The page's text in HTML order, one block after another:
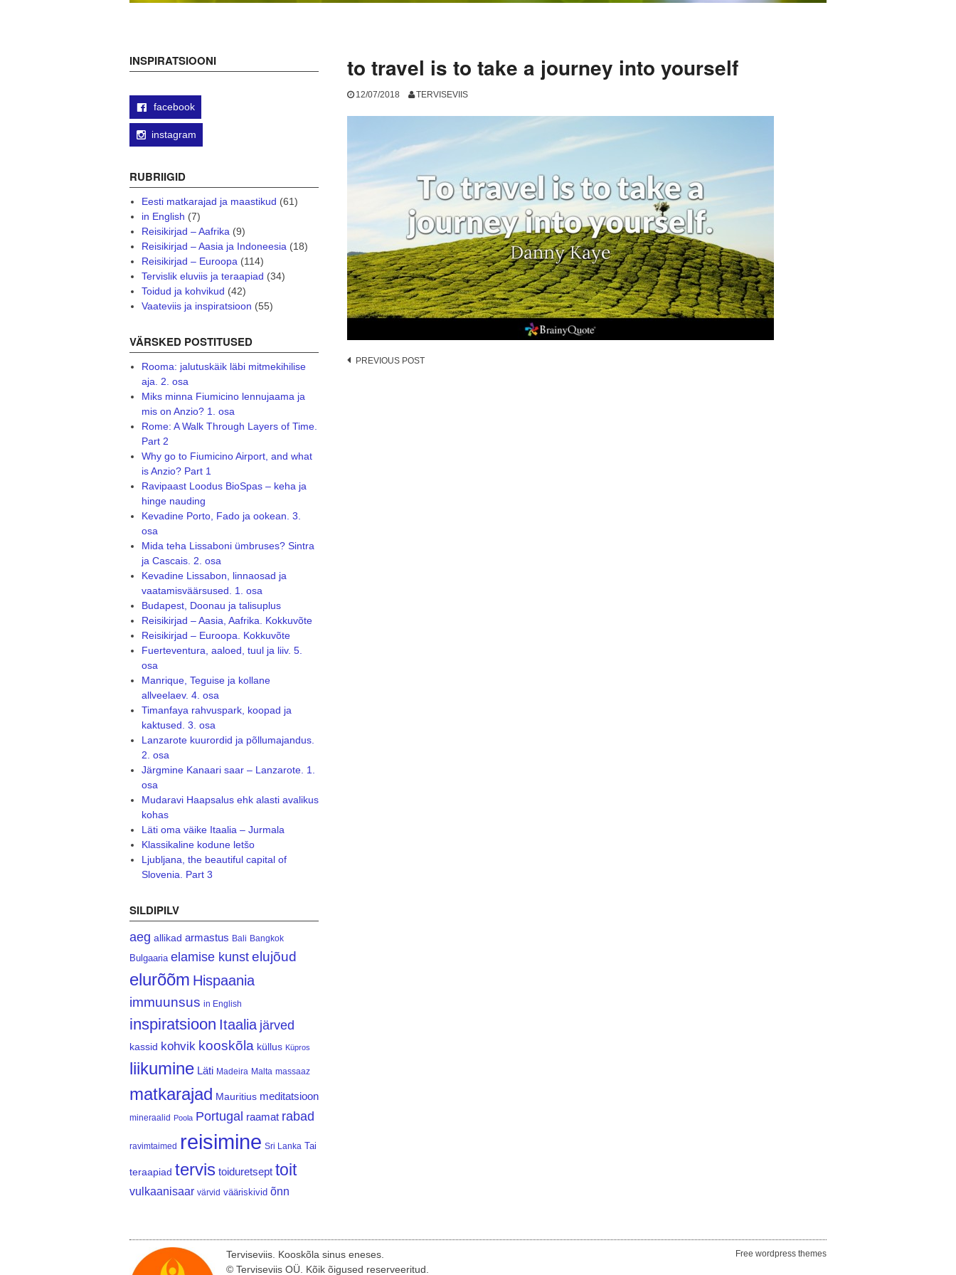
to travel is to take a journey into yourself
12/07/2018 TERVISEVIIS
Post
PREVIOUS POST
INSPIRATSIOONI
facebook
instagram
RUBRIIGID
Eesti matkarajad ja maastikud (61)
in English (7)
Reisikirjad – Aafrika(9)
Reisikirjad – Aasia ja Indoneesia(18)
Reisikirjad – Euroopa(114)
Tervislik eluviis ja teraapiad (34)
Toidud ja kohvikud (42)
Vaateviis ja inspiratsioon (55)
VÄRSKED POSTITUSED
Rooma: jalutuskäik läbi mitmekihilise
aja. 2. osa
Miks minna Fiumicino lennujaama ja
mis on Anzio? 1. osa
Rome: A Walk Through Layers of Time.
Part 2
Why go to Fiumicino Airport, and what
is Anzio? Part 1
Ravipaast Loodus BioSpas – keha ja
hinge nauding
Kevadine Porto, Fado ja ookean. 3.
osa
Mida teha Lissaboni ümbruses? Sintra
ja Cascais. 2. osa
Kevadine Lissabon, linnaosad ja
vaatamisväärsused. 1. osa
Budapest, Doonau ja talisuplus
Reisikirjad – Aasia, Aafrika. Kokkuvõte
Reisikirjad – Euroopa. Kokkuvõte
Fuerteventura, aaloed, tuul ja liiv. 5.
osa
Manrique, Teguise ja kollane
allveelaev. 4. osa
Timanfaya rahvuspark, koopad ja
kaktused. 3. osa
Lanzarote kuurordid ja põllumajandus.
2. osa
Järgmine Kanaari saar – Lanzarote. 1.
osa
Mudaravi Haapsalus ehk alasti avalikus
kohas
Läti oma väike Itaalia – Jurmala
Klassikaline kodune letšo
Ljubljana, the beautiful capital of
Slovenia. Part 3
SILDIPILV
aeg allikad armastus Bali Bangkok
Bulgaaria elamise kunst elujõud
elurõõm Hispaania
immuunsus in English
inspiratsioon Itaalia järved
kassid kohvik kooskõla küllus Küpros
liikumine Läti Madeira Malta massaaz
matkarajad Mauritius meditatsioon
mineraalid Poola Portugal raamat rabad
ravimtaimed reisimine Sri Lanka Tai
teraapiad tervis toiduretsept toit
vulkaanisaar värvid vääriskivid õnn
Terviseviis. Kooskõla sinus eneses.
© Terviseviis OÜ. Kõik õigused reserveeritud.
Free wordpress themes